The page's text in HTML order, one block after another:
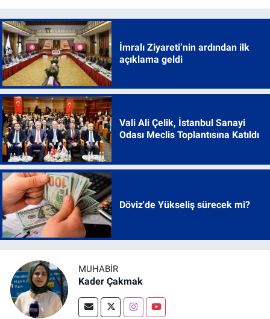
İmralı Ziyareti’nin ardından ilk
açıklama geldi
Vali Ali Çelik, İstanbul Sanayi
Odası Meclis Toplantısına Katıldı
Döviz'de Yükseliş sürecek mi?
MUHABİR
Kader Çakmak